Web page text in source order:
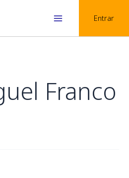
Entrar
Franco